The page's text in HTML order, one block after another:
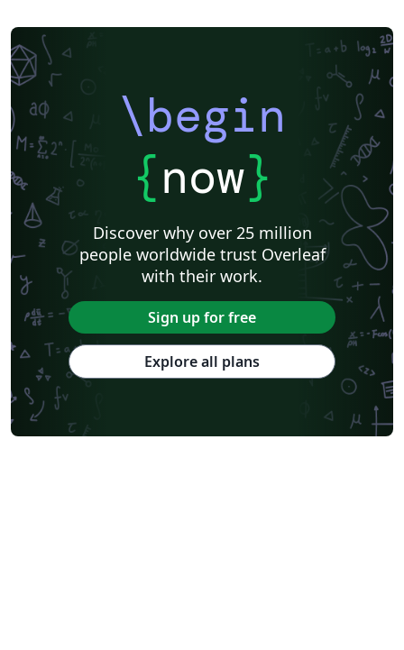
\begin
{now}
Discover why over 25 million
people worldwide trust Overleaf
with their work.
Sign up for free
Explore all plans